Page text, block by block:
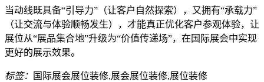
当动线既具备“引导力”（让客户自然探索），又拥有“承载力”
（让交流与体验顺畅发生），才能真正优化客户参观体验，让
展位从“展品集合地”升级为“价值传递场”，在国际展会中实现
更好的展示效果。
标签： 国际展会展位装修,展会展位装修,展位装修